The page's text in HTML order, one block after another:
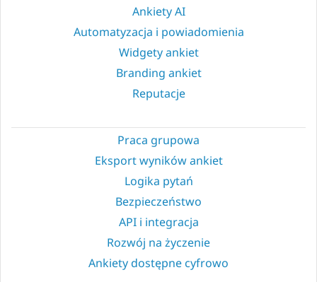
Ankiety AI
Automatyzacja i powiadomienia
Widgety ankiet
Branding ankiet
Reputacje
Praca grupowa
Eksport wyników ankiet
Logika pytań
Bezpieczeństwo
API i integracja
Rozwój na życzenie
Ankiety dostępne cyfrowo